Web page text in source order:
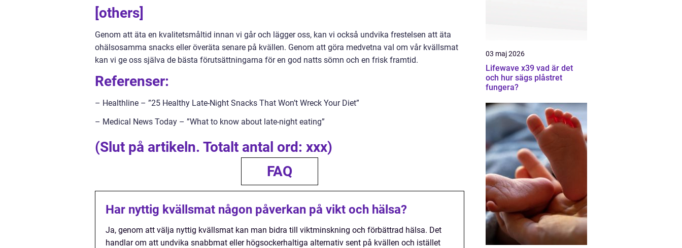
[others]
Genom att äta en kvalitetsmåltid innan vi går och lägger oss, kan vi också undvika frestelsen att äta
ohälsosamma snacks eller överäta senare på kvällen. Genom att göra medvetna val om vår kvällsmat
kan vi ge oss själva de bästa förutsättningarna för en god natts sömn och en frisk framtid.
Referenser:
– Healthline – ”25 Healthy Late-Night Snacks That Won’t Wreck Your Diet”
– Medical News Today – ”What to know about late-night eating”
(Slut på artikeln. Totalt antal ord: xxx)
FAQ
Har nyttig kvällsmat någon påverkan på vikt och hälsa?
Ja, genom att välja nyttig kvällsmat kan man bidra till viktminskning och förbättrad hälsa. Det
handlar om att undvika snabbmat eller högsockerhaltiga alternativ sent på kvällen och istället
03 maj 2026
Lifewave x39 vad är det
och hur sägs plåstret
fungera?